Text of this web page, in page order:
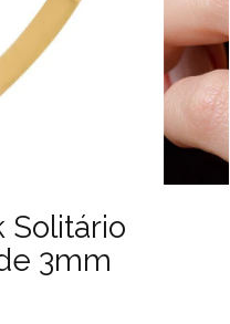
Solitário
3mm